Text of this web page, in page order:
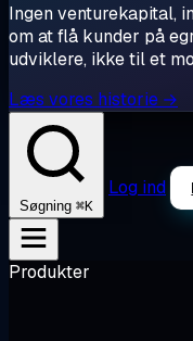
Ingen venturekapital,
om at flå kunder på
udviklere, ikke til et
Læs vores historie →
Søgning ⌘K
Log ind
Produkter